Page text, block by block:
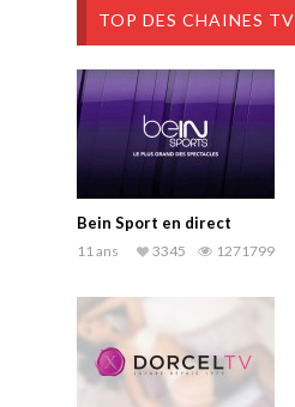
TOP DES CHAINES TV
Bein Sport en direct
11 ans 1271799
3345